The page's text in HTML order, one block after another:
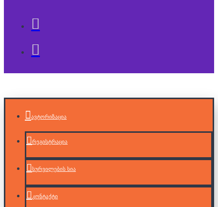
ავტორიზაცია
რეგისტრაცია
სურვილების სია
კონტაქტი